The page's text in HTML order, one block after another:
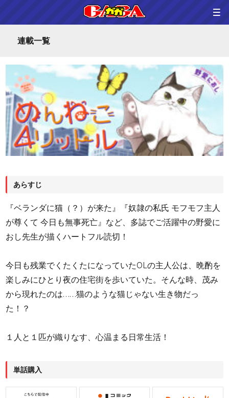
ホーム
雑誌情報
連載一覧
コミックス
作家さんへのプレゼント品
問い合わせ
連載一覧
あらすじ
『ベランダに猫（？）が来た』『奴隷の私氏 モフモフ主人
が尊くて 今日も無事死亡』など、多誌でご活躍中の野愛に
おし先生が描くハートフル読切！
今日も残業でくたくたになっていたOLの主人公は、晩酌を
楽しみにひとり夜の住宅街を歩いていた。そんな時、茂み
から現れたのは……猫のような猫じゃない生き物だっ
た！？
１人と１匹が織りなす、心温まる日常生活！
単話購入